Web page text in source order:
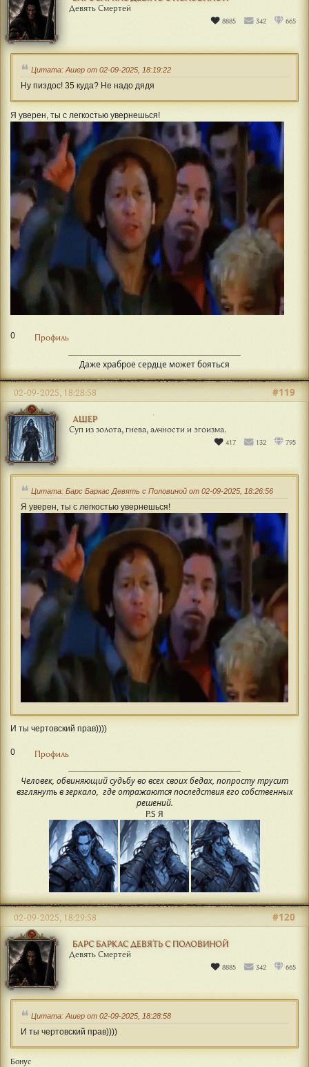
Девять Смертей
8885 342 665
Цитата: Ашер от 02-09-2025, 18:19:22
Ну пиздос! 35 куда? Не надо дядя
Я уверен, ты с легкостью увернешься!
0 Профиль
Даже храброе сердце может бояться
АШЕР
Суп из золота, гнева, алчности и эгоизма.
417 132 795
#119
02-09-2025, 18:28:58
Цитата: Барс Баркас Девять с Половиной от 02-09-2025, 18:26:56
Я уверен, ты с легкостью увернешься!
И ты чертовский прав))))
0 Профиль
Человек, обвиняющий судьбу во всех своих бедах, попросту трусит
взглянуть в зеркало, где отражаются последствия его собственных
решений.
P.S Я
БАРС БАРКАС ДЕВЯТЬ С ПОЛОВИНОЙ
Девять Смертей
8885 342 665
#120
02-09-2025, 18:29:58
Цитата: Ашер от 02-09-2025, 18:28:58
И ты чертовский прав))))
Бонус